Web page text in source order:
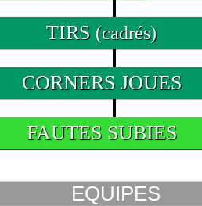
TIRS (cadrés)
CORNERS JOUES
FAUTES SUBIES
EQUIPES